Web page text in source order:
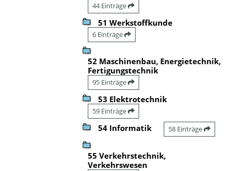
44 Einträge
51 Werkstoffkunde
6 Einträge
52 Maschinenbau, Energietechnik,
Fertigungstechnik
95 Einträge
53 Elektrotechnik
59 Einträge
54 Informatik 58 Einträge
55 Verkehrstechnik,
Verkehrswesen